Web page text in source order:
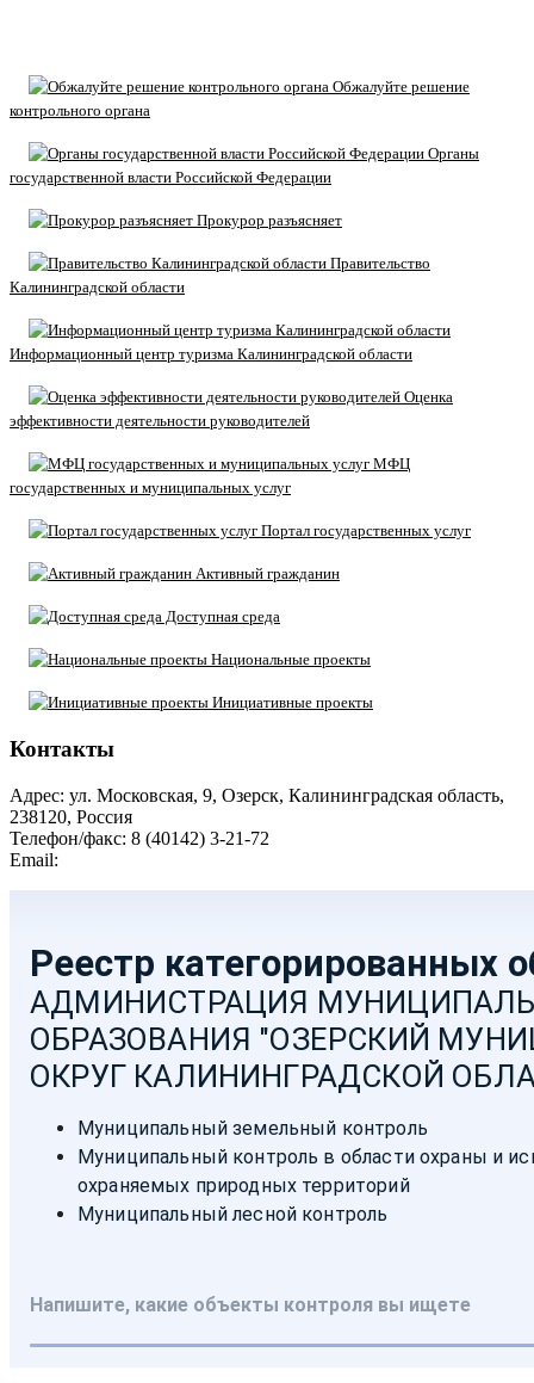
Обжалуйте решение
контрольного органа
Органы
государственной власти Российской Федерации
Прокурор разъясняет
Правительство
Калининградской области
Информационный центр туризма Калининградской области
Оценка
эффективности деятельности руководителей
МФЦ
государственных и муниципальных услуг
Портал государственных услуг
Активный гражданин
Доступная среда
Национальные проекты
Инициативные проекты
Контакты
Адрес: ул. Московская, 9, Озерск, Калининградская область,
238120, Россия
Телефон/факс: 8 (40142) 3-21-72
Email: